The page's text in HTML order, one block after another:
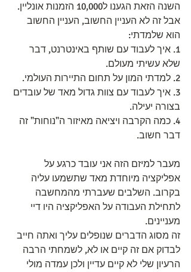
השנה הזאת הגענו ל10,000 הזמנות אונליין.
אבל זה לא העניין החשוב, העניין החשוב
הוא שלמדתי:
1. איך לעבוד עם שותף באינטרנט, דבר
שלא עשיתי מעולם.
2. למדתי המון על תחום התיירות העולמי.
3. איך לעבוד עם צוות גדול מאד של עובדים
בצורה יעילה.
4. כמה הקרבה ויציאה מאיזור ה"נוחות" זה
דבר חשוב.
מעבר למיזם הזה אני עובד כרגע על
אפליקציה מיוחדת מאד שתשמעו עליה
בקרוב. השלבים שעברתי מהמחשבה
לתחילת העבודה על האפליקציה היו דיי
מעניינים.
זה מסוג הדברים שנופלים עליך ואתה חייב
לבדוק אם זה קיים או לא, לשמחתי הרבה
הרעיון שלי לא קיים עדיין ולכן עמדה מולי